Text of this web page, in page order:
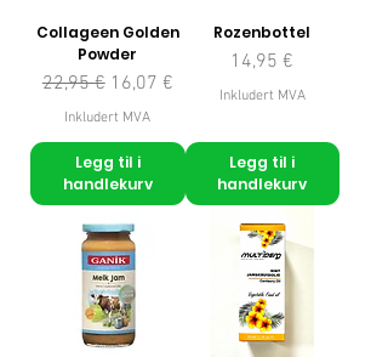
Collageen Golden
Powder
Vanlig pris
22,95 € Salgspris
16,07 €
Inkludert MVA
Legg til i
handlekurv
Rozenbottel
Pris
14,95 €
Inkludert MVA
Legg til i
handlekurv